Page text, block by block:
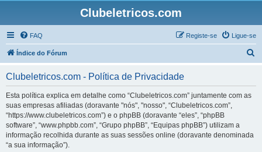
Clubeletricos.com
FAQ Ligue-se
Registe-se
Índice do Fórum
Clubeletricos.com - Política de Privacidade
Esta política explica em detalhe como “Clubeletricos.com” juntamente com as
suas empresas afiliadas (doravante "nós", "nosso", “Clubeletricos.com”,
“https://www.clubeletricos.com”) e o phpBB (doravante “eles”, “phpBB
software”, “www.phpbb.com”, “Grupo phpBB”, “Equipas phpBB”) utilizam a
informação recolhida durante as suas sessões online (doravante denominada
“a sua informação”).